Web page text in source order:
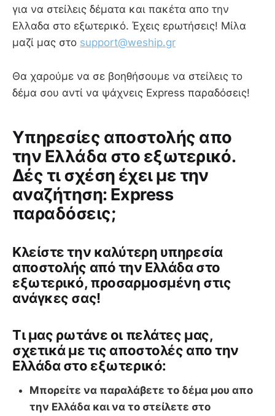
για να στείλεις δέματα και πακέτα απο την
Ελλαδα στο εξωτερικό. Έχεις ερωτήσεις! Μίλα
μαζί μας στο support@weship.gr
Θα χαρούμε να σε βοηθήσουμε να στείλεις το
δέμα σου αντί να ψάχνεις Express παραδόσεις!
Υπηρεσίες αποστολής απο
την Ελλάδα στο εξωτερικό.
Δές τι σχέση έχει με την
αναζήτηση: Express
παραδόσεις;
Κλείστε την καλύτερη υπηρεσία
αποστολής από την Ελλάδα στο
εξωτερικό, προσαρμοσμένη στις
ανάγκες σας!
Tι μας ρωτάνε οι πελάτες μας,
σχετικά με τις αποστολές απο την
Ελλάδα στο εξωτερικό:
Μπορείτε να παραλάβετε το δέμα μου απο
την Ελλάδα και να το στείλετε στο